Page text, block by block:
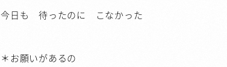
今日も 待ったのに こなかった
＊お願いがあるの